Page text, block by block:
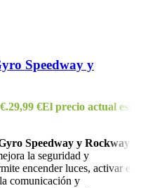
Speedway y
29,99 €El precio actual es:
Speedway y Rockway
la seguridad y
encender luces, activar el
comunicación y